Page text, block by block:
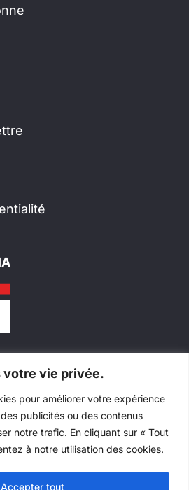
votre vie privée.
pour améliorer votre expérience
publicités ou des contenus
notre trafic. En cliquant sur « Tout
à notre utilisation des cookies.
Accepter tout